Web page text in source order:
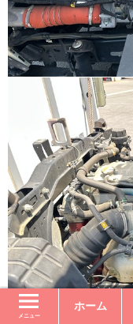
メニュー
ホーム